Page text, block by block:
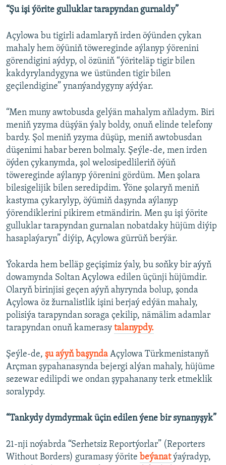
“Şu işi ýörite gulluklar tarapyndan gurnaldy”
Açylowa bu tigirli adamlaryň irden öýünden çykan
mahaly hem öýüniň töwereginde aýlanyp ýörenini
görendigini aýdyp, ol özüniň “ýöriteläp tigir bilen
kakdyrylandygyna we üstünden tigir bilen
geçilendigine” ynanýandygyny aýdýar.
“Men muny awtobusda gelýän mahalym aňladym. Biri
meniň yzyma düşýän ýaly boldy, onuň elinde telefony
bardy. Şol meniň yzyma düşüp, meniň awtobusdan
düşenimi habar beren bolmaly. Şeýle-de, men irden
öýden çykanymda, şol welosipedlileriň öýüň
töwereginde aýlanyp ýörenini gördüm. Men şolara
bilesigelijik bilen seredipdim. Ýöne şolaryň meniň
kastyma çykarylyp, öýümiň daşynda aýlanyp
ýörendiklerini pikirem etmändirin. Men şu işi ýörite
gulluklar tarapyndan gurnalan nobatdaky hüjüm diýip
hasaplaýaryn” diýip, Açylowa gürrüň berýär.
Ýokarda hem belläp geçişimiz ýaly, bu soňky bir aýyň
dowamynda Soltan Açylowa edilen üçünji hüjümdir.
Olaryň birinjisi geçen aýyň ahyrynda bolup, şonda
Açylowa öz žurnalistlik işini berjaý edýän mahaly,
polisiýa tarapyndan soraga çekilip, nämälim adamlar
tarapyndan onuň kamerasy talanypdy.
Şeýle-de, şu aýyň başynda Açylowa Türkmenistanyň
Arçman şypahanasynda bejergi alýan mahaly, hüjüme
sezewar edilipdi we ondan şypahanany terk etmeklik
soralypdy.
“Tankydy dymdyrmak üçin edilen ýene bir synanyşyk”
21-nji noýabrda “Serhetsiz Reportýorlar” (Reporters
Without Borders) guramasy ýörite beýanatýaýradyp,